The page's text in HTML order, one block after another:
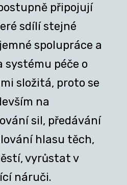
připojují
sdílí stejné
spolupráce a
systému péče o
složitá, proto se
na
sil, předávání
hlasu těch,
vyrůstat v
náruči.